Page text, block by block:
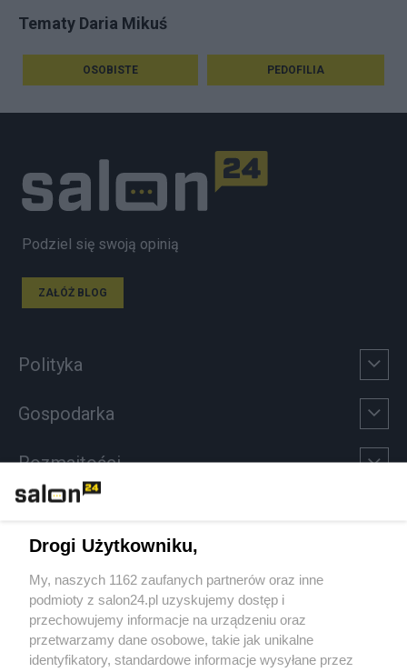
Tematy Daria Mikuś
OSOBISTE PEDOFILIA
Podziel się swoją opinią
ZAŁÓŻ BLOG
Polityka
Gospodarka
Rozmaitości
Sport
Społeczeństwo
Kultura
Drogi Użytkowniku,
My, naszych 1162 zaufanych partnerów oraz inne
podmioty z salon24.pl uzyskujemy dostęp i
przechowujemy informacje na urządzeniu oraz
przetwarzamy dane osobowe, takie jak unikalne
identyfikatory, standardowe informacje wysyłane przez